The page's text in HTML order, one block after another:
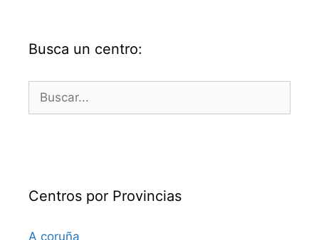
Busca un centro:
Buscar:
Centros por Provincias
A coruña